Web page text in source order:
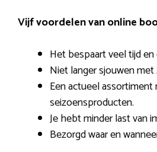
Vijf voordelen van online
Het bespaart veel tijd en
Niet langer sjouwen met
Een actueel
seizoensproducten.
Je hebt minder last van
Bezorgd waar en